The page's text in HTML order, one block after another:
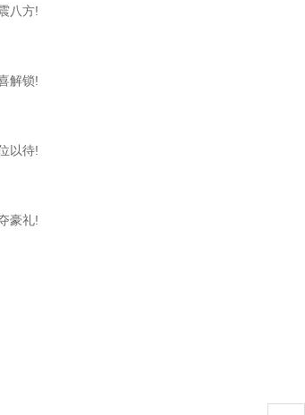
八方!
解锁!
以待!
豪礼!